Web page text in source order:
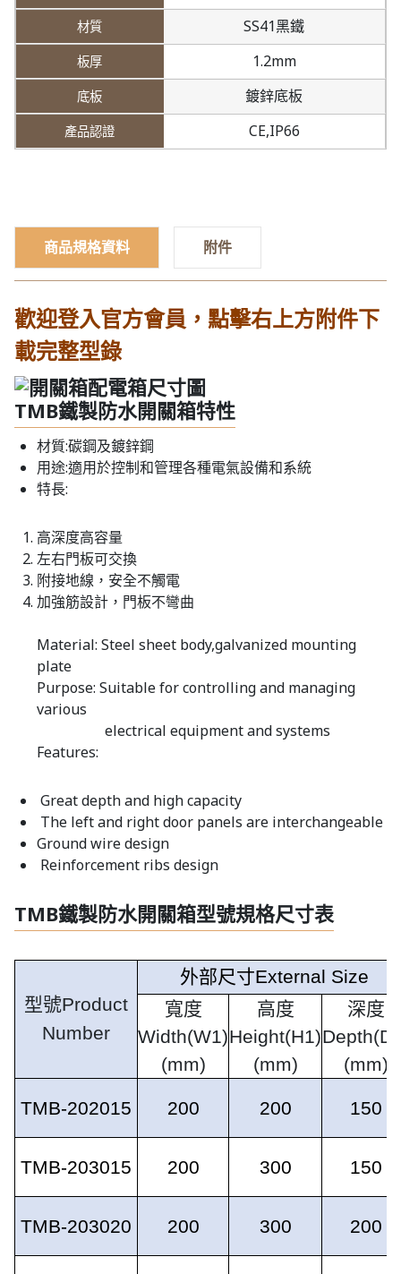
SS41黑鐵
1.2mm
鍍鋅底板
CE,IP66
商品規格資料 附件
歡迎登入官方會員，點擊右上方附件下
載完整型錄
TMB鐵製防水開關箱特性
材質:碳鋼及鍍鋅鋼
用途:適用於控制和管理各種電氣設備和系統
特長:
高深度高容量
左右門板可交換
附接地線，安全不觸電
加強筋設計，門板不彎曲
Material: Steel sheet body,galvanized mounting
plate
Purpose: Suitable for controlling and managing
various
electrical equipment and systems
Features:
Great depth and high capacity
The left and right door panels are interchangeable
Ground wire design
Reinforcement ribs design
TMB鐵製防水開關箱型號規格尺寸表
型號Product
Number
外部尺寸External Size
寬度
Width(W1)
(mm)
高度
Height(H1)
(mm)
深度
(mm)
TMB-202015 200 200 150
TMB-203015 200 300 150
TMB-203020 200 300 200